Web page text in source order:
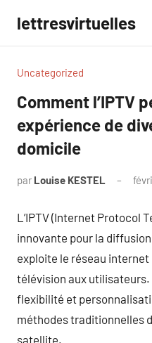
contenu
lettresvirtuelles
Uncategorized
Comment l’IPTV
expérience de
domicile
par Louise KESTEL
L’IPTV (Internet Protocol
innovante pour la
exploite le réseau
télévision aux utilisateurs.
flexibilité et
méthodes traditionnelles
satellite.